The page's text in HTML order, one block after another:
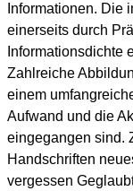
Informationen. Die
einerseits durch
Informationsdichte
Zahlreiche
einem
Aufwand und die
eingegangen sind.
Handschriften
vergessen